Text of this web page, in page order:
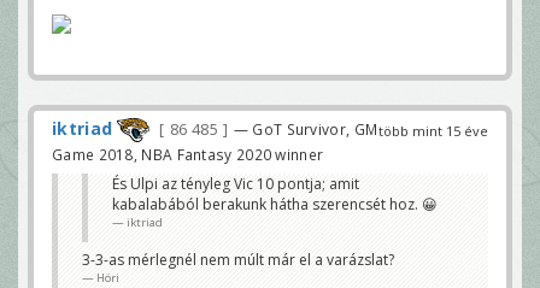
több mint 15 éve
iktriad 86 485
— GoT Survivor, GM
Game 2018, NBA Fantasy 2020 winner
És Ulpi az tényleg Vic 10 pontja; amit
kabalabából berakunk hátha szerencsét hoz. 😀
iktriad
3-3-as mérlegnél nem múlt már el a varázslat?
Höri